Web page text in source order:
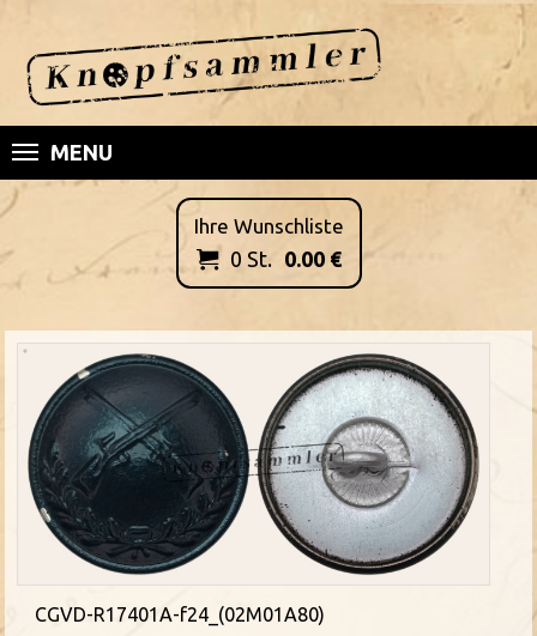
MENU
Ihre Wunschliste
 0 St. 0.00€
CGVD-R17401A-f24_(02M01A80)